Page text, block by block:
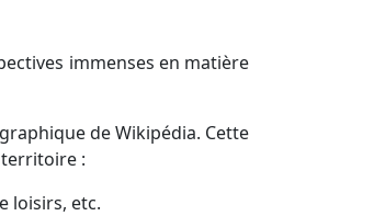
immenses en matière
de Wikipédia. Cette
:
loisirs, etc.